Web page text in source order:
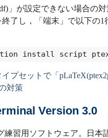
」が設定できない場合の
終了し，「端末」で以下の1
install script
プセットで「
対策
Version 3.0
練習用ソフトウェア。日本